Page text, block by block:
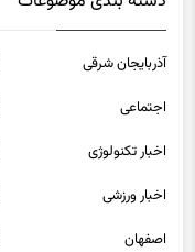
دسته بندی موضوعات
آذربایجان شرقی
اجتماعی
اخبار تکنولوژی
اخبار ورزشی